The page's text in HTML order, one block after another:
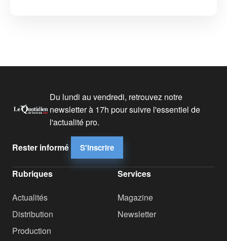
Du lundi au vendredi, retrouvez notre
newsletter à 17h pour suivre l'essentiel de
l'actualité pro.
Rester informé S'inscrire
Rubriques
Actualités
Distribution
Production
Services
Magazine
Newsletter